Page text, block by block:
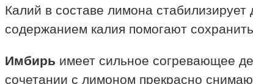
Калий в составе лимона
содержанием калия помогают
Имбирь имеет сильное согревающее
сочетании с лимоном прекрасно